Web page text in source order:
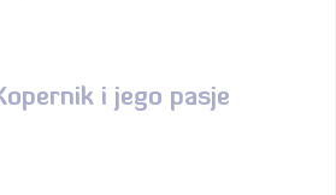
i jego pasje